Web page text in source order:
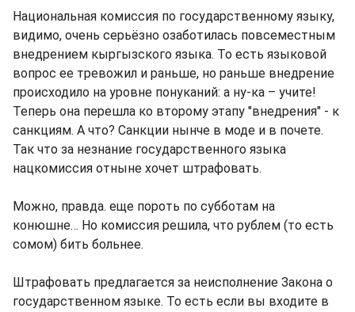
Национальная комиссия по государственному языку,
видимо, очень серьёзно озаботилась повсеместным
внедрением кыргызского языка. То есть языковой
вопрос ее тревожил и раньше, но раньше внедрение
происходило на уровне понуканий: а ну-ка – учите!
Теперь она перешла ко второму этапу "внедрения" - к
санкциям. А что? Санкции нынче в моде и в почете.
Так что за незнание государственного языка
нацкомиссия отныне хочет штрафовать.
Можно, правда. еще пороть по субботам на
конюшне… Но комиссия решила, что рублем (то есть
сомом) бить больнее.
Штрафовать предлагается за неисполнение Закона о
государственном языке. То есть если вы входите в